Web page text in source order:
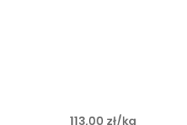
113,00 zł/kg